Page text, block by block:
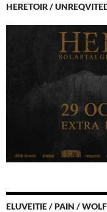
HERETOIR /
ELUVEITIE / PAIN /